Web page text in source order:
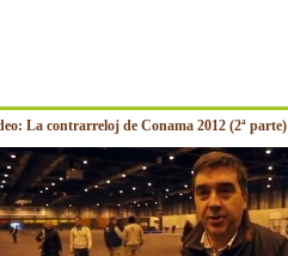
La contrarreloj de Conama 2012 (2ª parte)